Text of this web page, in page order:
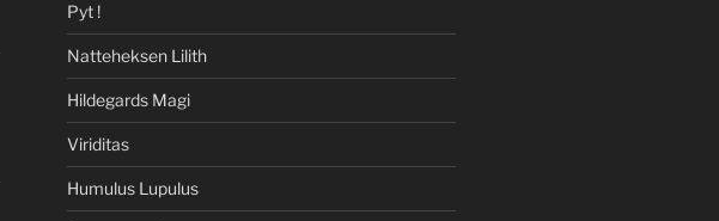
Pyt !
Natteheksen Lilith
Hildegards Magi
Viriditas
Humulus Lupulus